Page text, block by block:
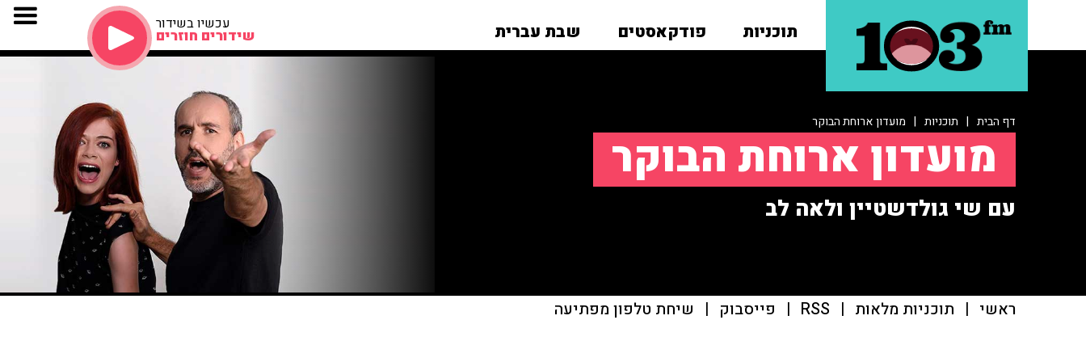
תוכניות פודקאסטים שבת עברית עכשיו בשידור
שידורים חוזרים
דף הבית | תוכניות | מועדון ארוחת הבוקר
מועדון ארוחת הבוקר
עם שי גולדשטיין ולאה לב
ראשי | תוכניות מלאות |
RSS
| פייסבוק | שיחת טלפון מפתיעה